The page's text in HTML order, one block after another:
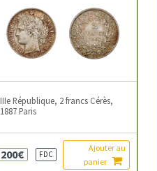
IIIe République, 2 francs Cérès,
1887 Paris
200€ FDC
Ajouter au
panier